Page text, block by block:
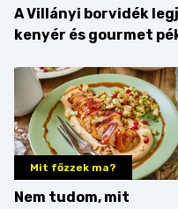
A Villányi borvidék
kenyér és gourmet
Mit főzzek ma?
Nem tudom, mit